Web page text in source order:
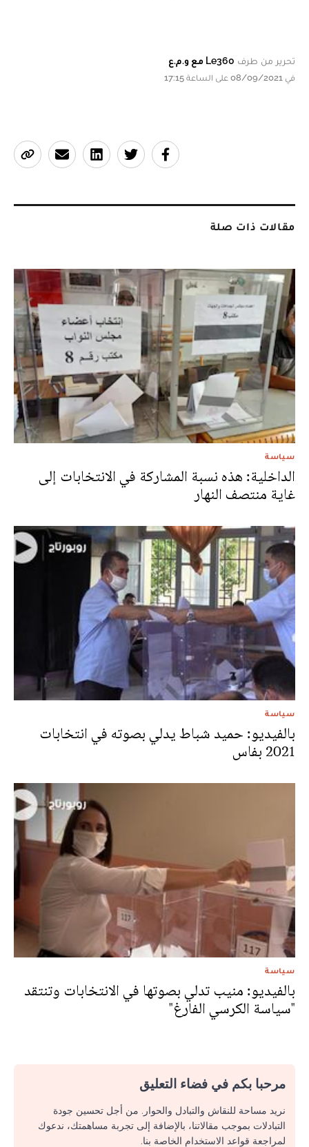
تحرير من طرف Le360 مع و.م.ع
في 08/09/2021 على الساعة 17:15
مقالات ذات صلة
سياسة
الداخلية: هذه نسبة المشاركة في الانتخابات إلى
غاية منتصف النهار
سياسة
بالفيديو: حميد شباط يدلي بصوته في انتخابات
2021 بفاس
سياسة
بالفيديو: منيب تدلي بصوتها في الانتخابات وتنتقد
"سياسة الكرسي الفارغ"
مرحبا بكم في فضاء التعليق
نريد مساحة للنقاش والتبادل والحوار. من أجل تحسين جودة
التبادلات بموجب مقالاتنا، بالإضافة إلى تجربة مساهمتك، ندعوك
لمراجعة قواعد الاستخدام الخاصة بنا.